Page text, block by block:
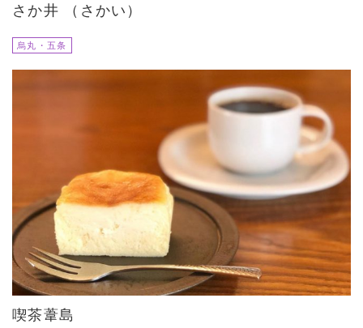
さか井 （さかい）
烏丸・五条
喫茶葦島